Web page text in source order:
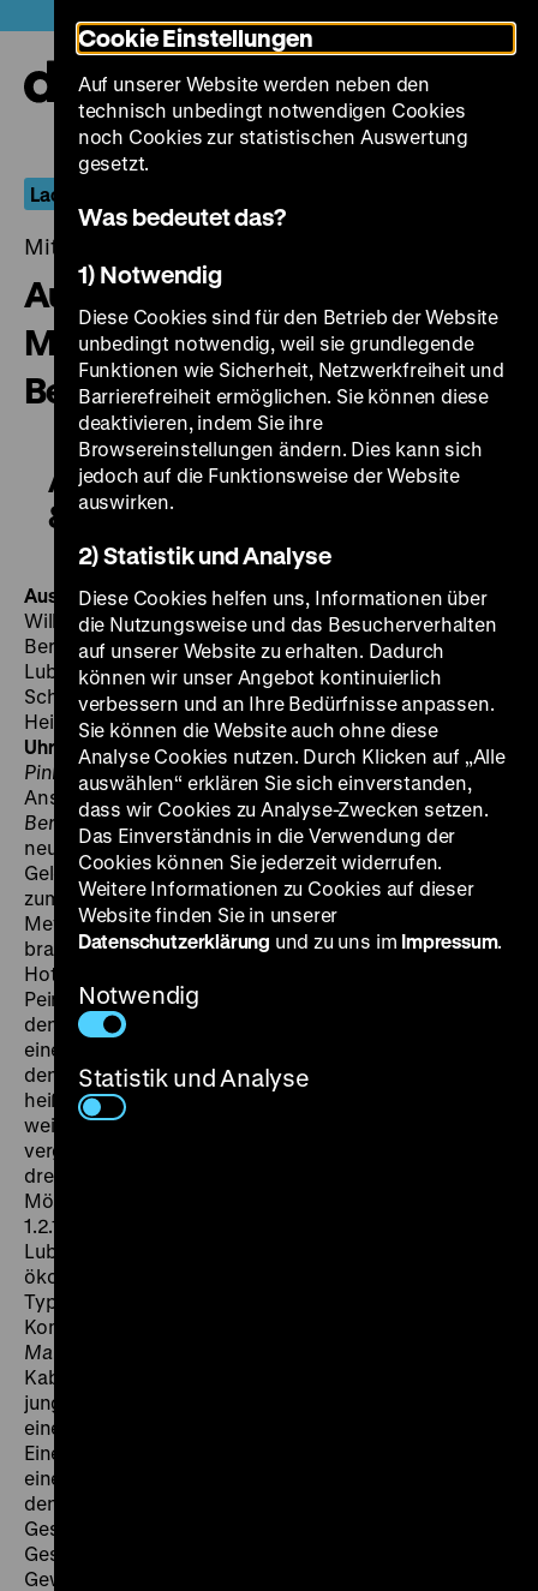
zum
Seiteninhalt
springen
Lachende Erben: Komödianten der Stummfilmzeit
Mittwoch, 18. Januar 2017, 20.00 - 00.00 Uhr
Aus eines Mannes
Mädchenzeit & Meyer aus
Berlin
Aus eines Mannes Mädchenzeit
& Meyer aus Berlin
Aus eines Mannes MädchenzeitD 1913, R: unbekannt, D:
Wilhelm Bendow, Manny Ziener, Olga Engl, Siegfried
Berisch, 21‘· 35 mm Meyer aus BerlinD 1918, R: Ernst
Lubitsch, B: Ernst Lubitsch, Hanns Kräly, Erich
Schönfelder, D: Ernst Lubitsch, Trude Troll, Ethel Orff,
Heinz Landsmann, 50‘· 35 mm, ndl. ZT MI 18.01. um 20
Uhr · Am Flügel: David Schwarz
Geht es in Schuhpalast
Pinkus um den sozialen Aufstieg zu Stellung, Geld und
Ansehen, so parodiert Ernst Lubitsch inMeyer aus
Berlin
die modischen und erotischen Eskapaden des
neuen Bürgers, der zwar mittlerweile über genügend
Geld verfügt, aber weiter mit Dreistigkeit und Chuzpe
zum Erfolg kommen will. Aus Sally Pinkus wird Sally
Meyer (Ernst Lubitsch), der Urlaub von seiner Frau
braucht und deshalb von Berlin in die Alpen reist. Im
Hotel beginnt er sofort ohne den geringsten Sinn für
Peinlichkeit, einer bereits verlobten Frau (Trude Troll)
den Hof zu machen. Als Sally seiner Angebeteten auf
eine Klettertour zum Watzmann folgt, wird es turbulent,
denn seine Ehefrau ist ihm auf den Fersen. „Der Film
heißt vom Anfang bis zum Ende Lubitsch. Nicht allein
weil er den komischen Helden spielt und sich die
vergnügte Handlung schließlich nur um seine Person
dreht, sondern weil niemand, wie er, den Sinn und die
Möglichkeiten des Filmlustspiels erfaßt hat.“ (
1.2.1919). Travestie und Verwandlung haben in
Lubitschs frühen Komödien stets eine sexuelle,
ökonomische und – da seine Figuren als jüdische
Typen erkennbar sind – milieuspezifische
Komponente. Sie sind auch das Thema von
Mannes Mädchenzeit
Kabarettist Wilhelm Bendow (1884-1950) spielt einen
jungen Arbeitslosen, der sich als Frau verkleidet, um
eine Anstellung als Dienstmädchen zu ergattern.
Einerseits ist es ihm nun leichter möglich, in der Nähe
einer Kollegin zu sein; andererseits ist er nun selbst
den Avancen seines Arbeitsgebers ausgesetzt.
Gesellschaftliche Normen, Hierarchien und
Geschlechteridentitäten geraten ins Rutschen – im
Gewand einer Komödie, in der Bendow andauernd mit
Cookie Einstellungen
Auf unserer Website werden neben den
technisch unbedingt notwendigen Cookies
noch Cookies zur statistischen Auswertung
gesetzt.
Was bedeutet das?
1) Notwendig
Diese Cookies sind für den Betrieb der Website
unbedingt notwendig, weil sie grundlegende
Funktionen wie Sicherheit, Netzwerkfreiheit und
Barrierefreiheit ermöglichen. Sie können diese
deaktivieren, indem Sie ihre
Browsereinstellungen ändern. Dies kann sich
jedoch auf die Funktionsweise der Website
auswirken.
2) Statistik und Analyse
Diese Cookies helfen uns, Informationen über
die Nutzungsweise und das Besucherverhalten
auf unserer Website zu erhalten. Dadurch
können wir unser Angebot kontinuierlich
verbessern und an Ihre Bedürfnisse anpassen.
Sie können die Website auch ohne diese
Analyse Cookies nutzen. Durch Klicken auf „Alle
auswählen“ erklären Sie sich einverstanden,
dass wir Cookies zu Analyse-Zwecken setzen.
Das Einverständnis in die Verwendung der
Cookies können Sie jederzeit widerrufen.
Weitere Informationen zu Cookies auf dieser
Website finden Sie in unserer
Datenschutzerklärung und zu uns im Impressum.
Notwendig
Statistik und Analyse